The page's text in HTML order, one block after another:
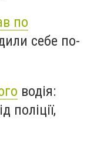
по
себе по-
водія:
поліції,